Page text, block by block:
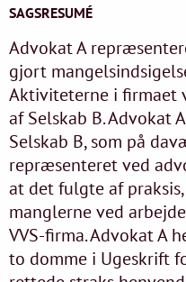
SAGSRESUMÉ
Advokat A
gjort
Aktiviteterne i firmaet
af Selskab B. Advokat
Selskab B, som på
repræsenteret ved
at det fulgte af
manglerne ved
VVS-firma. Advokat A
to domme i Ugeskrift